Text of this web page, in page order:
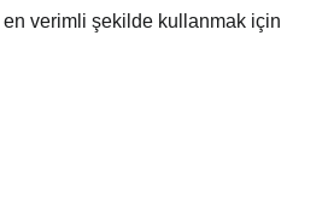
en verimli şekilde kullanmak için